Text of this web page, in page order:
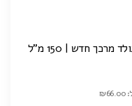
חדש | 150 מ"ל